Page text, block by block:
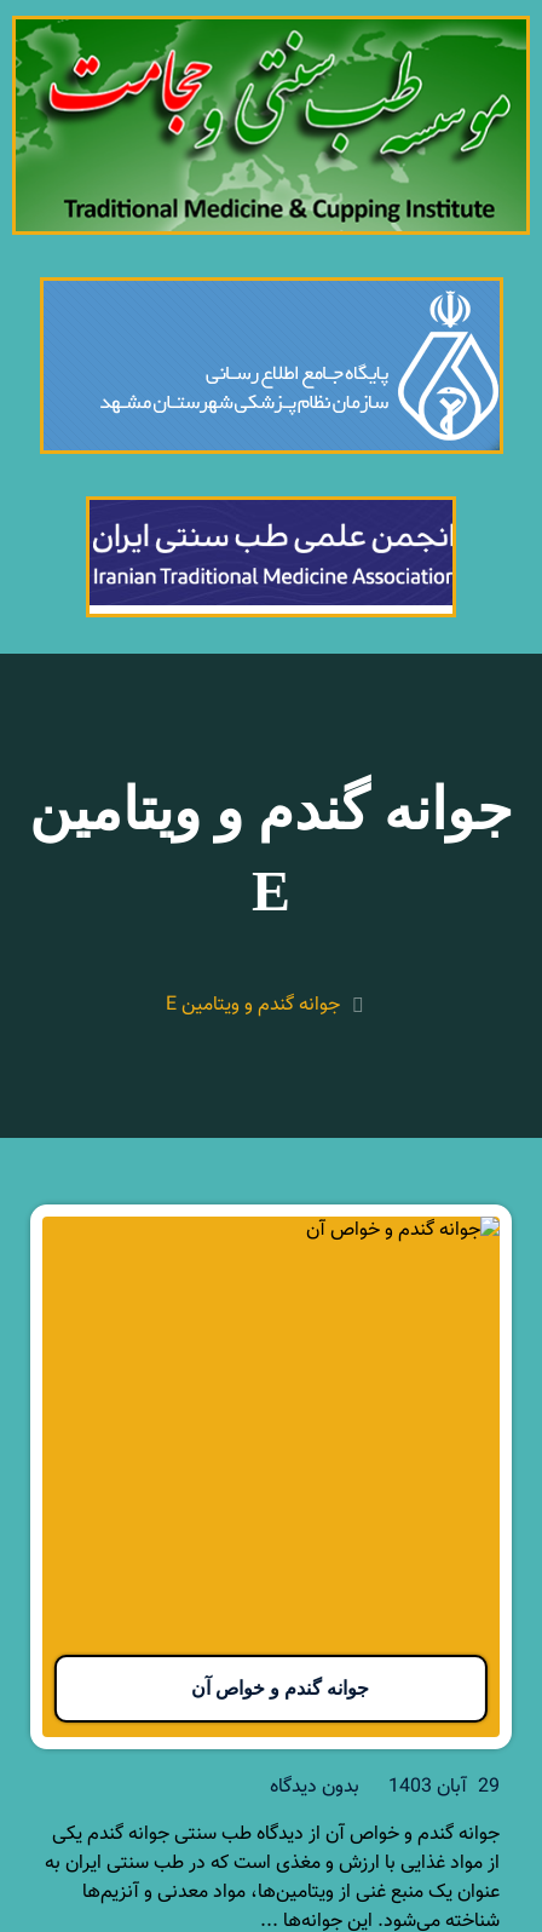
جوانه گندم و ویتامین
E
جوانه گندم و ویتامین E
جوانه گندم و خواص آن
29 آبان 1403
بدون دیدگاه
جوانه گندم و خواص آن از دیدگاه طب سنتی جوانه گندم یکی
از مواد غذایی با ارزش و مغذی است که در طب سنتی ایران به
عنوان یک منبع غنی از ویتامین‌ها، مواد معدنی و آنزیم‌ها
شناخته می‌شود. این جوانه‌ها ...